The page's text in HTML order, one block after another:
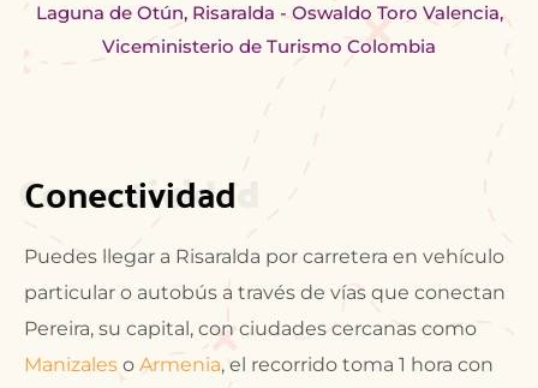
Laguna de Otún, Risaralda - Oswaldo Toro Valencia,
Viceministerio de Turismo Colombia
Conectividad
Conectividad
Puedes llegar a Risaralda por carretera en vehículo
particular o autobús a través de vías que conectan
Pereira, su capital, con ciudades cercanas como
Manizales o Armenia, el recorrido toma 1 hora con